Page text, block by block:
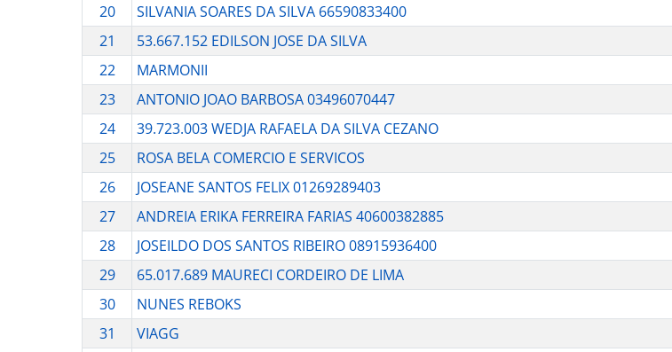
20
SILVANIA SOARES DA SILVA 66590833400
21
53.667.152 EDILSON JOSE DA SILVA
22
MARMONII
23
ANTONIO JOAO BARBOSA 03496070447
24
39.723.003 WEDJA RAFAELA DA SILVA CEZANO
25
ROSA BELA COMERCIO E SERVICOS
26
JOSEANE SANTOS FELIX 01269289403
27
ANDREIA ERIKA FERREIRA FARIAS 40600382885
28
JOSEILDO DOS SANTOS RIBEIRO 08915936400
29
65.017.689 MAURECI CORDEIRO DE LIMA
30
NUNES REBOKS
31
VIAGG